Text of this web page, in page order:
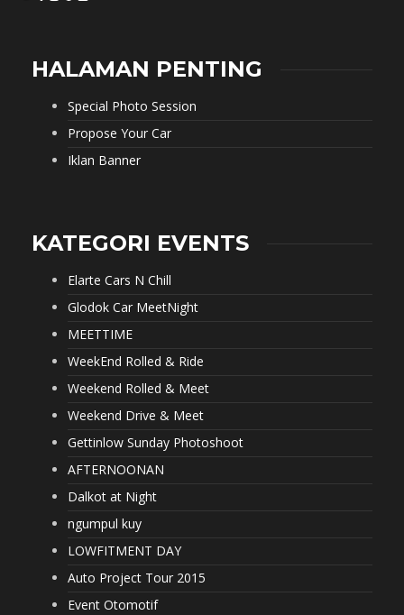
HALAMAN PENTING
Special Photo Session
Propose Your Car
Iklan Banner
KATEGORI EVENTS
Elarte Cars N Chill
Glodok Car MeetNight
MEETTIME
WeekEnd Rolled & Ride
Weekend Rolled & Meet
Weekend Drive & Meet
Gettinlow Sunday Photoshoot
AFTERNOONAN
Dalkot at Night
ngumpul kuy
LOWFITMENT DAY
Auto Project Tour 2015
Event Otomotif